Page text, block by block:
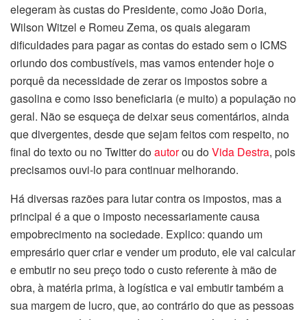
elegeram às custas do Presidente, como João Doria,
Wilson Witzel e Romeu Zema, os quais alegaram
dificuldades para pagar as contas do estado sem o ICMS
oriundo dos combustíveis, mas vamos entender hoje o
porquê da necessidade de zerar os impostos sobre a
gasolina e como isso beneficiaria (e muito) a população no
geral. Não se esqueça de deixar seus comentários, ainda
que divergentes, desde que sejam feitos com respeito, no
final do texto ou no Twitter doautorou doVida Destra, pois
precisamos ouvi-lo para continuar melhorando.
Há diversas razões para lutar contra os impostos, mas a
principal é a que o imposto necessariamente causa
empobrecimento na sociedade. Explico: quando um
empresário quer criar e vender um produto, ele vai calcular
e embutir no seu preço todo o custo referente à mão de
obra, à matéria prima, à logística e vai embutir também a
sua margem de lucro, que, ao contrário do que as pessoas